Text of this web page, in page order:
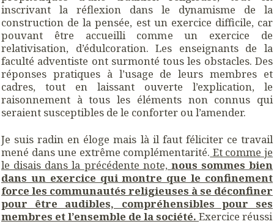
inscrivant la réflexion dans le dynamisme de la
construction de la pensée, est un exercice difficile, car
pouvant être accueilli comme un exercice de
relativisation, d’édulcoration. Les enseignants de la
faculté adventiste ont surmonté tous les obstacles. Des
réponses pratiques à l’usage de leurs membres et
cadres, tout en laissant ouverte l’explication, le
raisonnement à tous les éléments non connus qui
seraient susceptibles de le conforter ou l’amender.
Je suis radin en éloge mais là il faut féliciter ce travail
mené dans une extrême complémentarité. Et comme je
le disais dans la précédente note, nous sommes bien
dans un exercice qui montre que le confinement
force les communautés religieuses à se déconfiner
pour être audibles, compréhensibles pour ses
membres et l’ensemble de la société. Exercice réussi